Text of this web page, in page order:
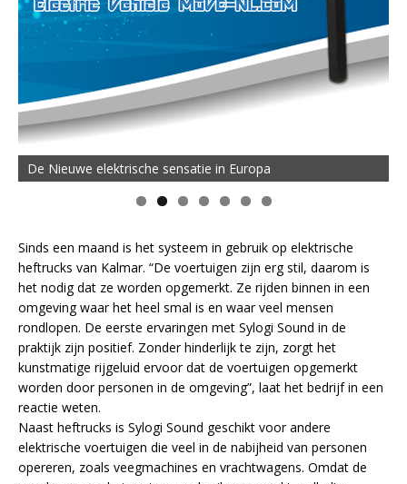
De Nieuwe elektrische sensatie in Europa
Sinds een maand is het systeem in gebruik op elektrische
heftrucks van Kalmar. “De voertuigen zijn erg stil, daarom is
het nodig dat ze worden opgemerkt. Ze rijden binnen in een
omgeving waar het heel smal is en waar veel mensen
rondlopen. De eerste ervaringen met Sylogi Sound in de
praktijk zijn positief. Zonder hinderlijk te zijn, zorgt het
kunstmatige rijgeluid ervoor dat de voertuigen opgemerkt
worden door personen in de omgeving”, laat het bedrijf in een
reactie weten.
Naast heftrucks is Sylogi Sound geschikt voor andere
elektrische voertuigen die veel in de nabijheid van personen
opereren, zoals veegmachines en vrachtwagens. Omdat de